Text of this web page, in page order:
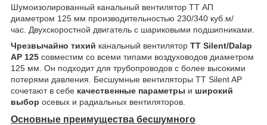
Шумоизолированный канальный вентилятор ТТ АП
диаметром 125 мм производительностью 230/340 куб.м/
час. Двухскоростной двигатель с шариковыми подшипниками.
Чрезвычайно тихий канальный вентилятор TT Silent/Dalap
AP 125 совместим со всеми типами воздуховодов диаметром
125 мм. Он подходит для трубопроводов с более высокими
потерями давления. Бесшумные вентиляторы TT Silent AP
сочетают в себе качественные параметры и широкий
выбор осевых и радиальных вентиляторов.
Основные преимущества бесшумного